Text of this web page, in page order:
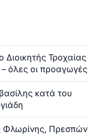
Διοικητής Τροχαίας
όλες οι προαγωγές
κατά του
Φλωρίνης, Πρεσπών